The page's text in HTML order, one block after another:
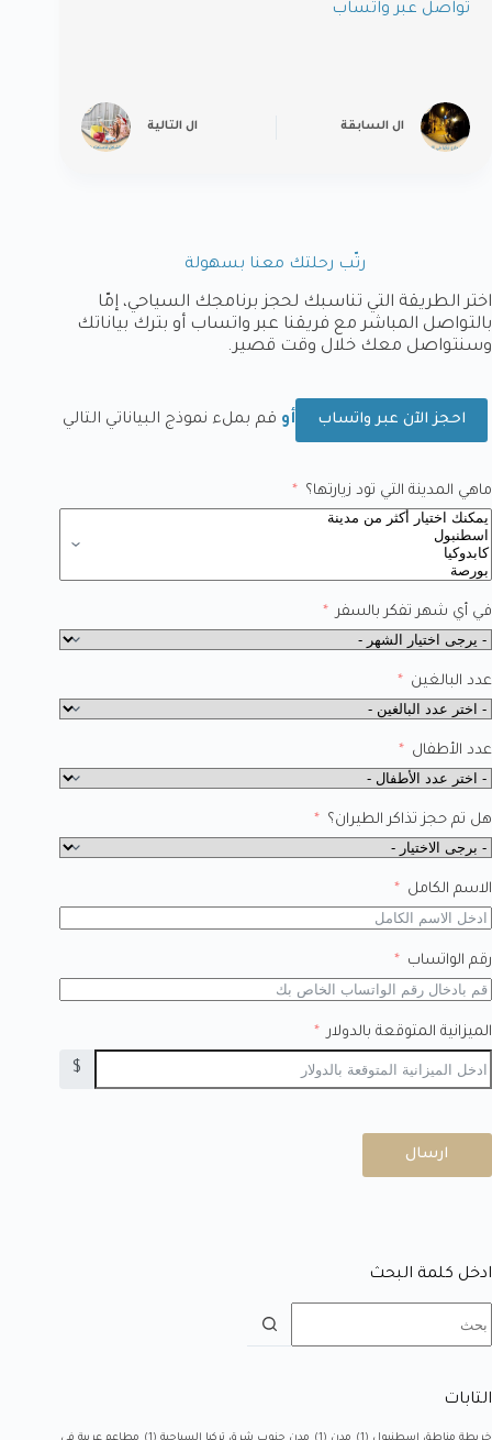
تواصل عبر واتساب
ال السابقة ال التالية
رتّب رحلتك معنا بسهولة
اختر الطريقة التي تناسبك لحجز برنامجك السياحي، إمّا
بالتواصل المباشر مع فريقنا عبر واتساب أو بترك بياناتك
وسنتواصل معك خلال وقت قصير.
احجز الآن عبر واتساب أو قم بملء نموذج البياناتي التالي
ماهي المدينة التي تود زيارتها؟
في أي شهر تفكر بالسفر
عدد البالغين
عدد الأطفال
هل تم حجز تذاكر الطيران؟
الاسم الكامل
رقم الواتساب
الميزانية المتوقعة بالدولار
$
ارسال
ادخل كلمة البحث
التابات